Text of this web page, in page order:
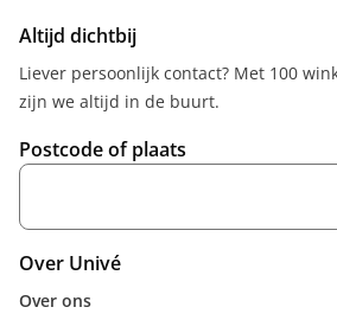
Altijd dichtbij
Liever persoonlijk contact? Met 100
zijn we altijd in de buurt.
Postcode of plaats
Over Univé
Over ons